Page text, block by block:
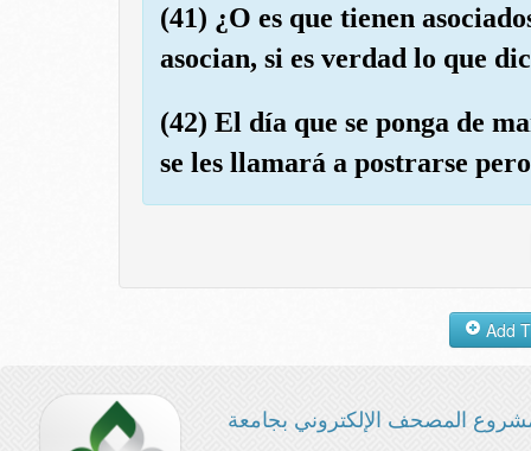
(41) ¿O es que tienen
asocian, si es verdad lo que
(42) El día que se ponga de
se les llamará a postrarse
المصحف الإلكتروني بجامعة